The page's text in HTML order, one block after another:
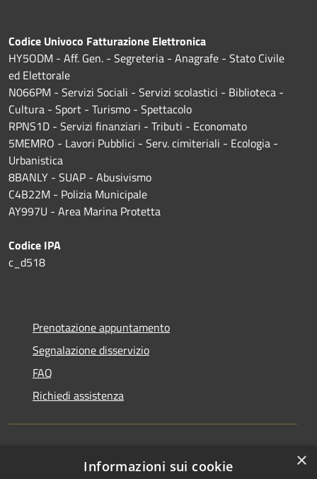
Codice Univoco Fatturazione Elettronica
HY5ODM - Aff. Gen. - Segreteria - Anagrafe - Stato Civile
ed Elettorale
N066PM - Servizi Sociali - Servizi scolastici - Biblioteca -
Cultura - Sport - Turismo - Spettacolo
RPNS1D - Servizi finanziari - Tributi - Economato
5MEMRO - Lavori Pubblici - Serv. cimiteriali - Ecologia -
Urbanistica
8BANLY - SUAP - Abusivismo
C4B22M - Polizia Municipale
AY997U - Area Marina Protetta
Codice IPA
c_d518
Prenotazione appuntamento
Segnalazione disservizio
FAQ
Richiedi assistenza
Amministrazione trasparente
×
Informazioni sui cookie